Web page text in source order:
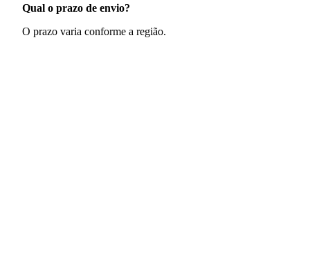
Qual o prazo de envio?
O prazo varia conforme a região.